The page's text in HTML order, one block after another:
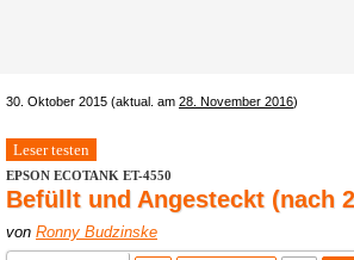
30. Oktober 2015 (aktual. am 28. November 2016)
Leser testen
EPSON ECOTANK ET-4550
Befüllt und Angesteckt (nach
von Ronny Budzinske